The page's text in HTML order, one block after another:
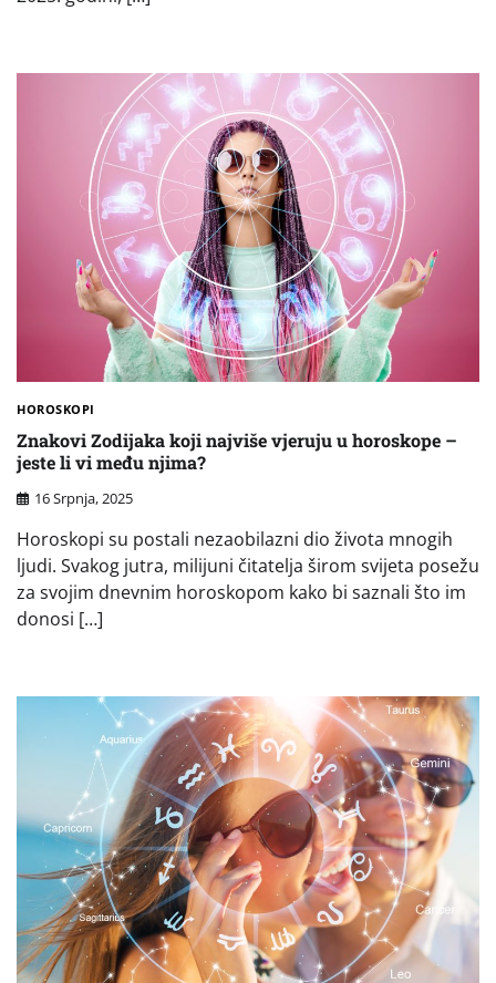
HOROSKOPI
Znakovi Zodijaka koji najviše vjeruju u horoskope –
jeste li vi među njima?
16 Srpnja, 2025
Horoskopi su postali nezaobilazni dio života mnogih
ljudi. Svakog jutra, milijuni čitatelja širom svijeta posežu
za svojim dnevnim horoskopom kako bi saznali što im
donosi […]